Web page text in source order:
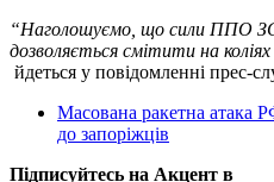
“Наголошуємо, що сили ППО
дозволяється смітити на коліях
йдеться у повідомленні прес-
Масована ракетна атака
до запоріжців
Підписуйтесь на Акцент в